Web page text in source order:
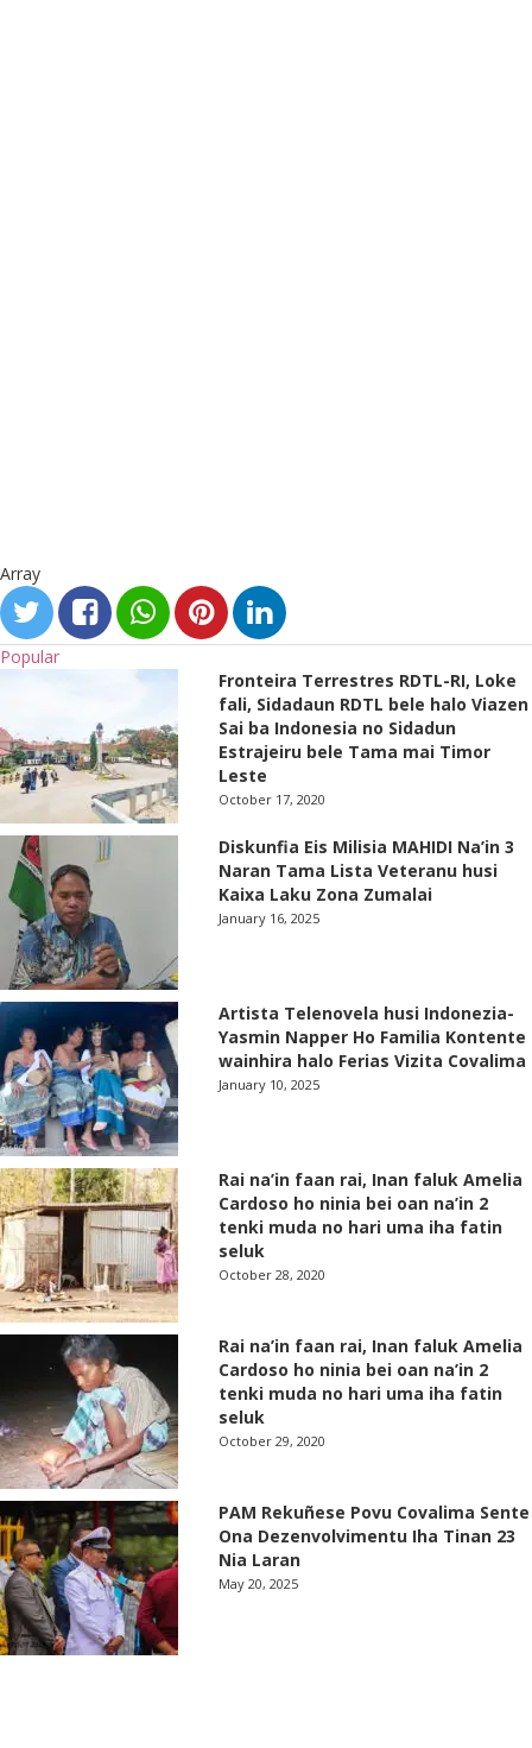
Array
Popular
Fronteira Terrestres RDTL-RI, Loke
fali, Sidadaun RDTL bele halo Viazen
Sai ba Indonesia no Sidadun
Estrajeiru bele Tama mai Timor
Leste
October 17, 2020
Diskunfia Eis Milisia MAHIDI Na’in 3
Naran Tama Lista Veteranu husi
Kaixa Laku Zona Zumalai
January 16, 2025
Artista Telenovela husi Indonezia-
Yasmin Napper Ho Familia Kontente
wainhira halo Ferias Vizita Covalima
January 10, 2025
Rai na’in faan rai, Inan faluk Amelia
Cardoso ho ninia bei oan na’in 2
tenki muda no hari uma iha fatin
seluk
October 28, 2020
Rai na’in faan rai, Inan faluk Amelia
Cardoso ho ninia bei oan na’in 2
tenki muda no hari uma iha fatin
seluk
October 29, 2020
PAM Rekuñese Povu Covalima Sente
Ona Dezenvolvimentu Iha Tinan 23
Nia Laran
May 20, 2025